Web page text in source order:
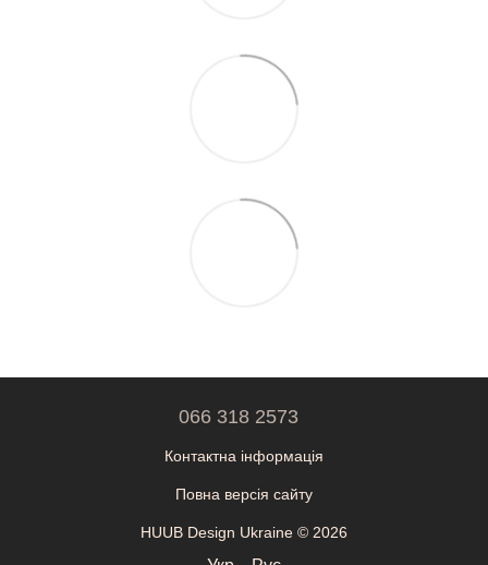
066 318 2573
Контактна інформація
Повна версія сайту
HUUB Design Ukraine © 2026